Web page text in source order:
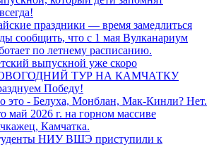
праздники — время замедлиться
сообщить, что с 1 мая Вулканариум
по летнему расписанию.
выпускной уже скоро
ТУР НА КАМЧАТКУ
Победу!
это - Белуха, Монблан, Мак-Кинли? Нет.
май 2026 г. на горном массиве
Камчатка.
НИУ ВШЭ приступили к